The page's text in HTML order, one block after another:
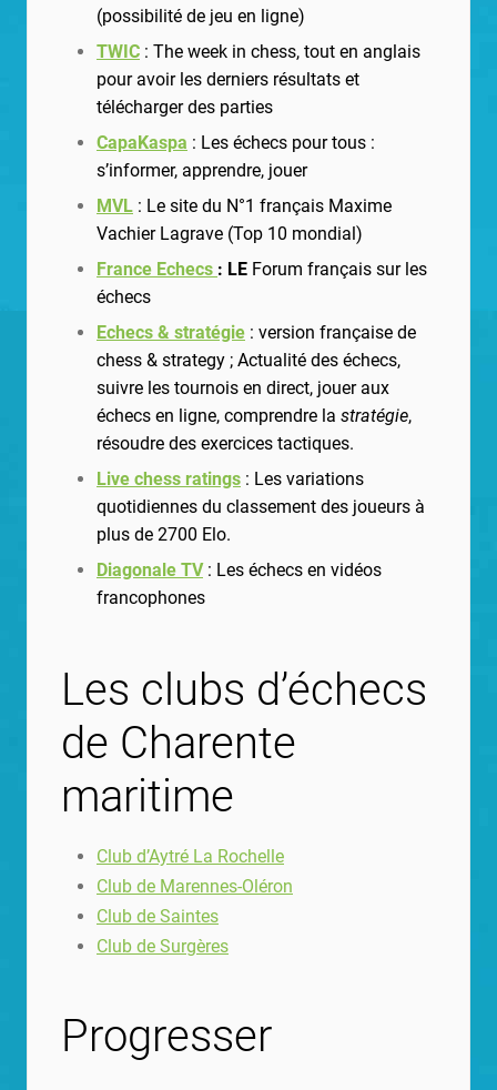
(possibilité de jeu en ligne)
TWIC : The week in chess, tout en anglais
pour avoir les derniers résultats et
télécharger des parties
CapaKaspa : Les échecs pour tous :
s’informer, apprendre, jouer
MVL : Le site du N°1 français Maxime
Vachier Lagrave (Top 10 mondial)
France Echecs : LE Forum français sur les
échecs
Echecs & stratégie : version française de
chess & strategy ; Actualité des échecs,
suivre les tournois en direct, jouer aux
échecs en ligne, comprendre la stratégie,
résoudre des exercices tactiques.
Live chess ratings : Les variations
quotidiennes du classement des joueurs à
plus de 2700 Elo.
Diagonale TV: Les échecs en vidéos
francophones
Les clubs d’échecs
de Charente
maritime
Club d’Aytré La Rochelle
Club de Marennes-Oléron
Club de Saintes
Club de Surgères
Progresser